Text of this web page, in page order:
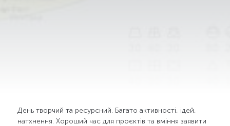
День творчий та ресурсний. Багато активності, ідей,
натхнення. Хороший час для проєктів та вміння заявити